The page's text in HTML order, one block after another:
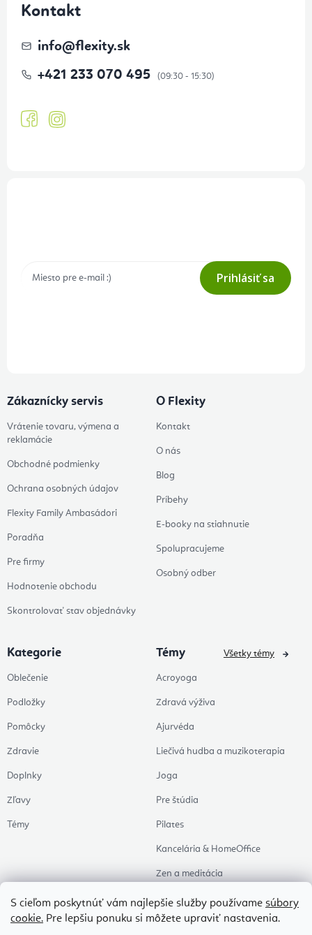
S cieľom poskytnúť vám najlepšie služby používame súbory
cookie. Pre lepšiu ponuku si môžete upraviť nastavenia.
Kontakt
info@flexity.sk
+421 233 070 495
Prihlásiť sa
Zákaznícky servis
Vrátenie tovaru, výmena a
reklamácie
Obchodné podmienky
Ochrana osobných údajov
Flexity Family Ambasádori
Poradňa
Pre firmy
Hodnotenie obchodu
Skontrolovať stav objednávky
O Flexity
Kontakt
O nás
Blog
Príbehy
E-booky na stiahnutie
Spolupracujeme
Osobný odber
Kategorie
Oblečenie
Podložky
Pomôcky
Zdravie
Doplnky
Zľavy
Témy
Témy
Acroyoga
Zdravá výživa
Ajurvéda
Liečivá hudba a muzikoterapia
Joga
Pre štúdia
Pilates
Kancelária & HomeOffice
Zen a meditácia
Aromaterapia
Zdravý spánok
Všetky témy